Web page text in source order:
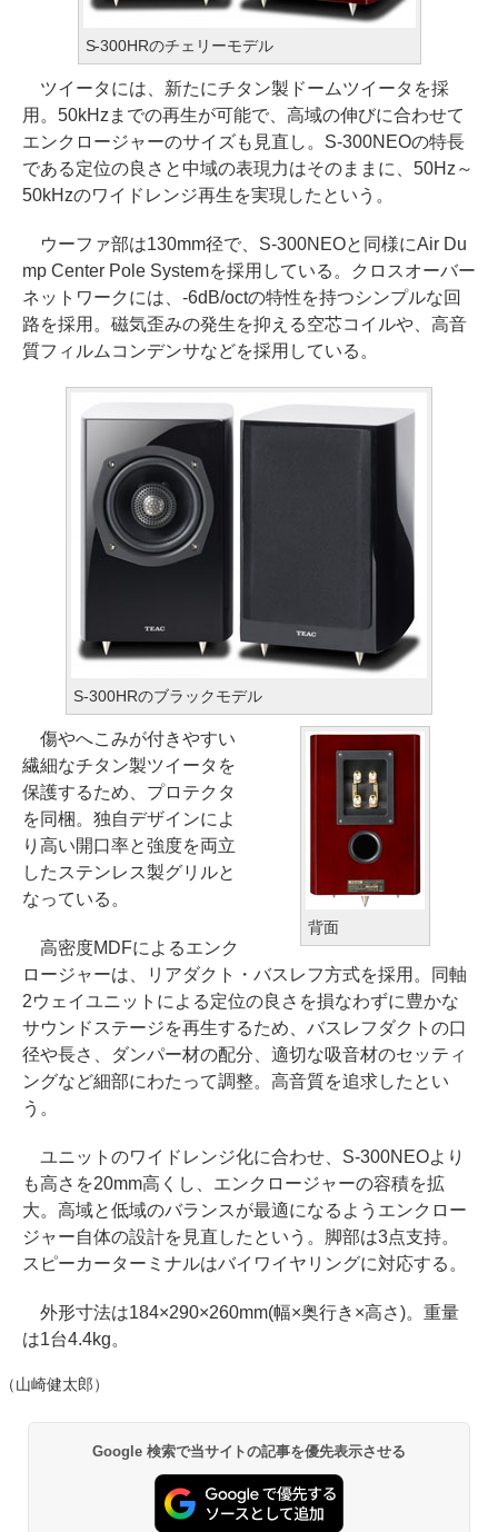
S-300HRのチェリーモデル
ツイータには、新たにチタン製ドームツイータを採
用。50kHzまでの再生が可能で、高域の伸びに合わせて
エンクロージャーのサイズも見直し。S-300NEOの特長
である定位の良さと中域の表現力はそのままに、50Hz～
50kHzのワイドレンジ再生を実現したという。
ウーファ部は130mm径で、S-300NEOと同様にAir Du
mp Center Pole Systemを採用している。クロスオーバー
ネットワークには、-6dB/octの特性を持つシンプルな回
路を採用。磁気歪みの発生を抑える空芯コイルや、高音
質フィルムコンデンサなどを採用している。
S-300HRのブラックモデル
背面
傷やへこみが付きやすい
繊細なチタン製ツイータを
保護するため、プロテクタ
を同梱。独自デザインによ
り高い開口率と強度を両立
したステンレス製グリルと
なっている。
高密度MDFによるエンク
ロージャーは、リアダクト・バスレフ方式を採用。同軸
2ウェイユニットによる定位の良さを損なわずに豊かな
サウンドステージを再生するため、バスレフダクトの口
径や長さ、ダンパー材の配分、適切な吸音材のセッティ
ングなど細部にわたって調整。高音質を追求したとい
う。
ユニットのワイドレンジ化に合わせ、S-300NEOより
も高さを20mm高くし、エンクロージャーの容積を拡
大。高域と低域のバランスが最適になるようエンクロー
ジャー自体の設計を見直したという。脚部は3点支持。
スピーカーターミナルはバイワイヤリングに対応する。
外形寸法は184×290×260mm(幅×奥行き×高さ)。重量
は1台4.4kg。
（山崎健太郎）
Google 検索で当サイトの記事を優先表示させる